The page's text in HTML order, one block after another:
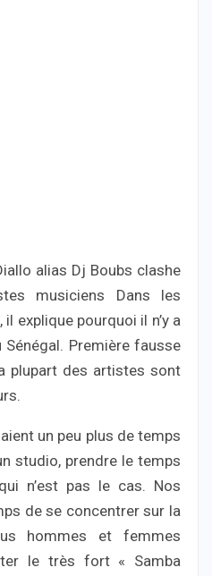
alias Dj Boubs clashe
musiciens Dans les
explique pourquoi il n’y a
Sénégal. Première fausse
plupart des artistes sont
un peu plus de temps
studio, prendre le temps
n’est pas le cas. Nos
de se concentrer sur la
hommes et femmes
le très fort « Samba